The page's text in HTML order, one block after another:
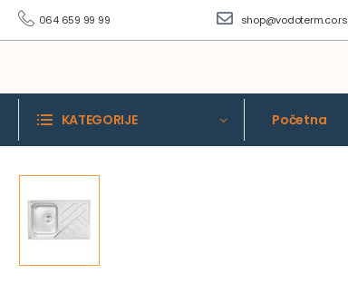
064 659 99 99 shop@vodoterm.co.rs
KATEGORIJE Početna